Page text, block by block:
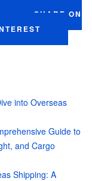
SHARE ON
into Overseas
Guide to
and Cargo
Shipping: A